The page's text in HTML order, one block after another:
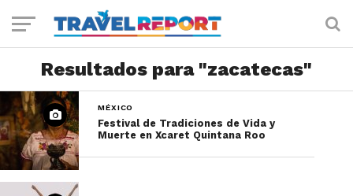
Resultados para "zacatecas"
MÉXICO
Festival de Tradiciones de Vida y
Muerte en Xcaret Quintana Roo